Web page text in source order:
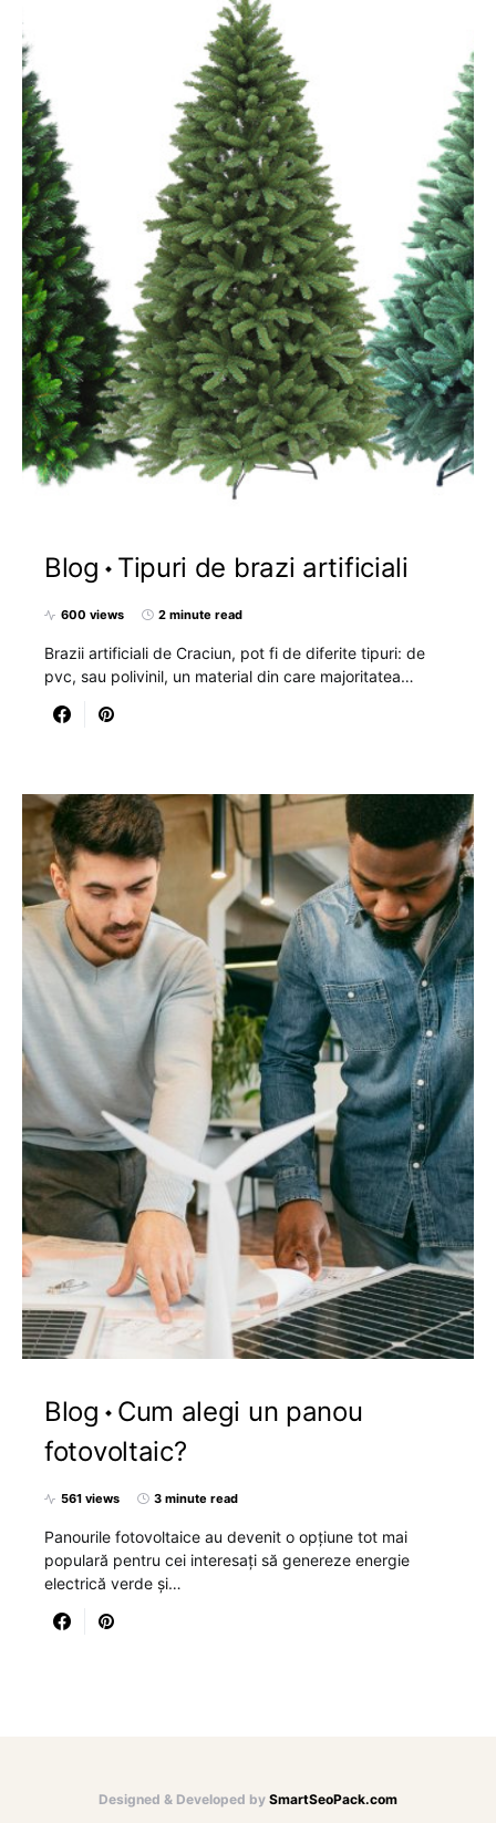
Blog Tipuri de brazi artificiali
600 views 2 minute read
Brazii artificiali de Craciun, pot fi de diferite tipuri: de
pvc, sau polivinil, un material din care majoritatea…
Blog
Cum alegi un panou
fotovoltaic?
561 views 3 minute read
Panourile fotovoltaice au devenit o opțiune tot mai
populară pentru cei interesați să genereze energie
electrică verde și…
Designed & Developed by SmartSeoPack.com